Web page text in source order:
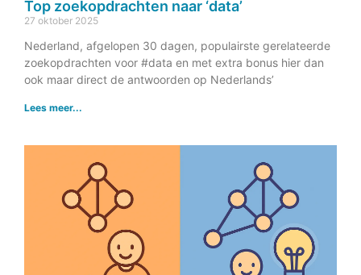
Top zoekopdrachten naar ‘data’
27 oktober 2025
Nederland, afgelopen 30 dagen, populairste gerelateerde
zoekopdrachten voor #data en met extra bonus hier dan
ook maar direct de antwoorden op Nederlands’
Lees meer...